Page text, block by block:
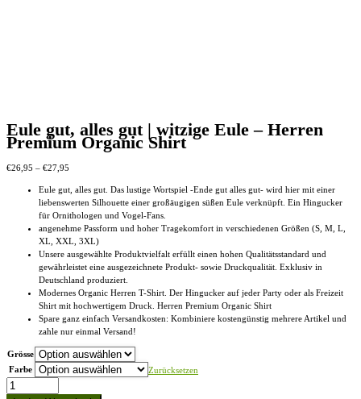
Eule gut, alles gut | witzige Eule – Herren
Premium Organic Shirt
€26,95 – €27,95
bis
€27,95
Eule gut, alles gut. Das lustige Wortspiel -Ende gut alles gut- wird hier mit einer
liebenswerten Silhouette einer großäugigen süßen Eule verknüpft. Ein Hingucker
für Ornithologen und Vogel-Fans.
angenehme Passform und hoher Tragekomfort in verschiedenen Größen (S, M, L,
XL, XXL, 3XL)
Unsere ausgewählte Produktvielfalt erfüllt einen hohen Qualitätsstandard und
gewährleistet eine ausgezeichnete Produkt- sowie Druckqualität. Exklusiv in
Deutschland produziert.
Modernes Organic Herren T-Shirt. Der Hingucker auf jeder Party oder als Freizeit
Shirt mit hochwertigem Druck. Herren Premium Organic Shirt
Spare ganz einfach Versandkosten: Kombiniere kostengünstig mehrere Artikel und
zahle nur einmal Versand!
Grösse
Farbe
Zurücksetzen
Eule
gut,